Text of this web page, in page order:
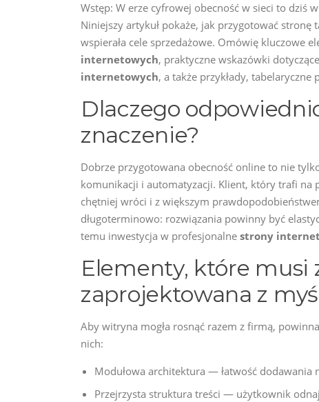
Wstęp: W erze cyfrowej obecność w sieci to dziś
Niniejszy artykuł pokaże, jak przygotować stronę
wspierała cele sprzedażowe. Omówię kluczowe
internetowych, praktyczne wskazówki
internetowych, a także przykłady,
Dlaczego
znaczenie?
Dobrze przygotowana obecność online to nie
komunikacji i automatyzacji. Klient, który trafi na
chętniej wróci i z większym
długoterminowo: rozwiązania powinny być
temu inwestycja w profesjonalne strony
Elementy, które musi
zaprojektowana z
Aby witryna mogła rosnąć razem z firmą,
nich:
Modułowa architektura — łatwość dodawania
Przejrzysta struktura treści — użytkownik